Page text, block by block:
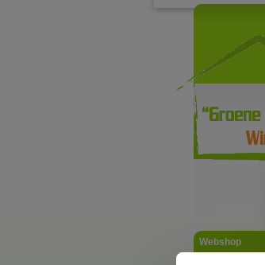
Ga
Webshop